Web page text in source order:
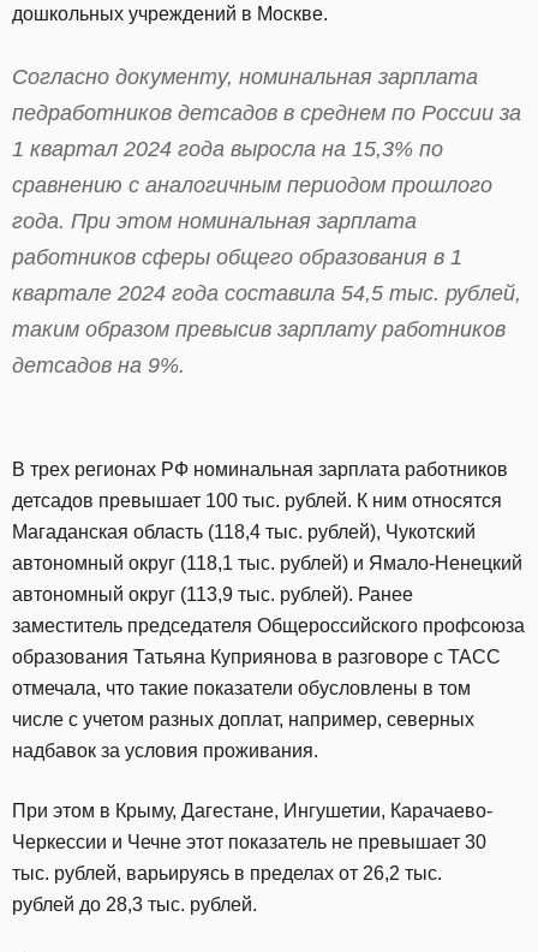
дошкольных учреждений в Москве.
Согласно документу, номинальная зарплата
педработников детсадов в среднем по России за
1 квартал 2024 года выросла на 15,3% по
сравнению с аналогичным периодом прошлого
года. При этом номинальная зарплата
работников сферы общего образования в 1
квартале 2024 года составила 54,5 тыс. рублей,
таким образом превысив зарплату работников
детсадов на 9%.
В трех регионах РФ номинальная зарплата работников
детсадов превышает 100 тыс. рублей. К ним относятся
Магаданская область (118,4 тыс. рублей), Чукотский
автономный округ (118,1 тыс. рублей) и Ямало-Ненецкий
автономный округ (113,9 тыс. рублей). Ранее
заместитель председателя Общероссийского профсоюза
образования Татьяна Куприянова в разговоре с ТАСС
отмечала, что такие показатели обусловлены в том
числе с учетом разных доплат, например, северных
надбавок за условия проживания.
При этом в Крыму, Дагестане, Ингушетии, Карачаево-
Черкессии и Чечне этот показатель не превышает 30
тыс. рублей, варьируясь в пределах от 26,2 тыс.
рублей до 28,3 тыс. рублей.